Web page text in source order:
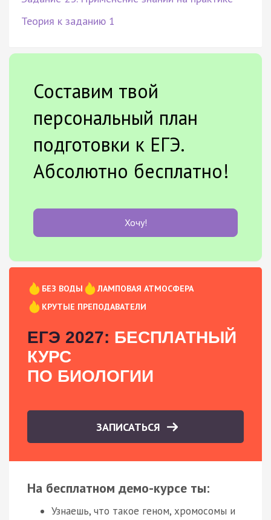
Теория к заданию 1
Составим твой
персональный план
подготовки к ЕГЭ.
Абсолютно бесплатно!
Хочу!
БЕЗ ВОДЫ
ЛАМПОВАЯ АТМОСФЕРА
КРУТЫЕ ПРЕПОДАВАТЕЛИ
ЕГЭ 2027: БЕСПЛАТНЫЙ
КУРС
ПО БИОЛОГИИ
ЗАПИСАТЬСЯ
На бесплатном демо-курсе ты:
Узнаешь, что такое геном, хромосомы и